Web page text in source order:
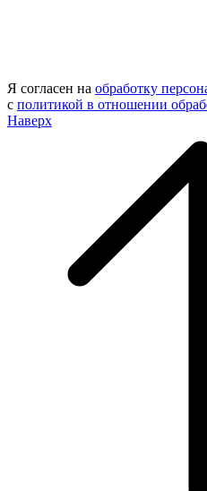
Я согласен на обработку
с политикой в отношении
Наверх